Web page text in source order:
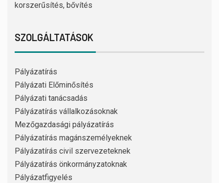
korszerűsítés, bővítés
SZOLGÁLTATÁSOK
Pályázatírás
Pályázati Előminősítés
Pályázati tanácsadás
Pályázatírás vállalkozásoknak
Mezőgazdasági pályázatírás
Pályázatírás magánszemélyeknek
Pályázatírás civil szervezeteknek
Pályázatírás önkormányzatoknak
Pályázatfigyelés